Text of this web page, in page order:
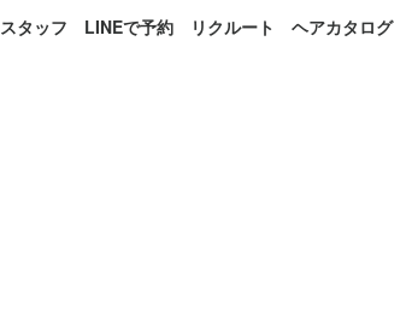
スタッフ LINEで予約 リクルート ヘアカタログ